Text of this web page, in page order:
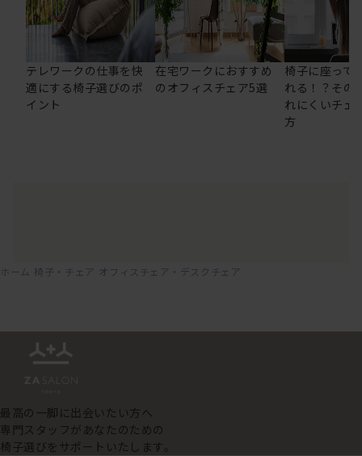
テレワークの仕事を快
適にする椅子選びのポ
イント
在宅ワークにおすすめ
のオフィスチェア5選
椅子に座って
れる！？その
れにくいチェ
方
ホーム 椅子・チェア オフィスチェア・デスクチェア
最高の一脚に出会いたい方へ
専門スタッフがあなたのための
椅子選びをサポートいたします。